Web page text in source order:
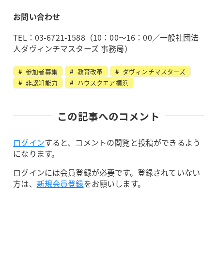
お問い合わせ
TEL：03-6721-1588（10：00〜16：00／一般社団法
人ダヴィンチマスターズ 事務局）
参加者募集 教育改革
ダヴィンチマスターズ
非認知能力
ハウスクエア横浜
この記事へのコメント
ログインすると、コメントの閲覧と投稿ができるよう
になります。
ログインには会員登録が必要です。登録されていない
方は、 新規会員登録をお願いします。